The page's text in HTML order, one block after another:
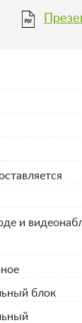
и
блок